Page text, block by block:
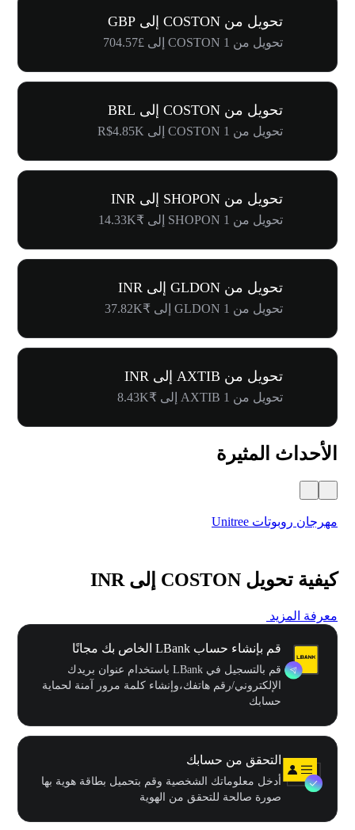
تحويل من COSTON إلى GBP
تحويل من 1 COSTON إلى £704.57
تحويل من COSTON إلى BRL
تحويل من 1 COSTON إلى R$4.85K
تحويل من SHOPON إلى INR
تحويل من 1 SHOPON إلى ₹14.33K
تحويل من GLDON إلى INR
تحويل من 1 GLDON إلى ₹37.82K
تحويل من AXTIB إلى INR
تحويل من 1 AXTIB إلى ₹8.43K
الأحداث المثيرة
مهرجان روبوتات Unitree
كيفية تحويل COSTON إلى INR
معرفة المزيد
قم بإنشاء حساب LBank الخاص بك مجانًا
قم بالتسجيل في LBank باستخدام عنوان بريدك
الإلكتروني/رقم هاتفك،وإنشاء كلمة مرور آمنة لحماية
حسابك
التحقق من حسابك
أدخل معلوماتك الشخصية وقم بتحميل بطاقة هوية بها
صورة صالحة للتحقق من الهوية